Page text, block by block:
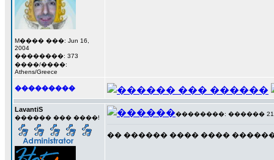
M���� ���: Jun 16,
2004
��������: 373
����/����:
Athens/Greece
���������
LavantiS
������ ��� ����!
��������: ������ 21
�� ������ ���� ����